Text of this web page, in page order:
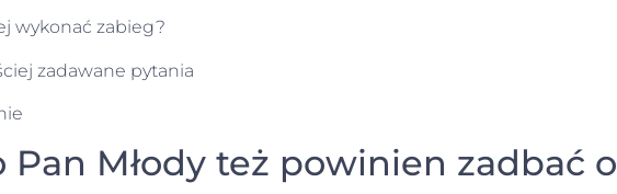
wykonać zabieg?
zadawane pytania
Pan Młody też powinien zadbać o